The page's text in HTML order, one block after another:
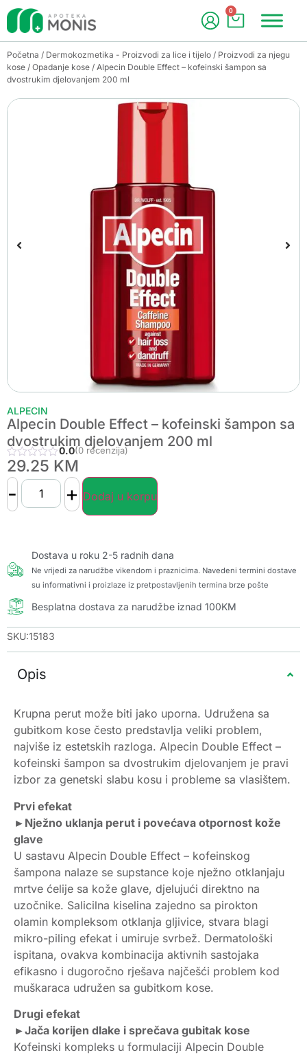
0
Početna / Dermokozmetika - Proizvodi za lice i tijelo / Proizvodi za njegu
kose / Opadanje kose / Alpecin Double Effect – kofeinski šampon sa
dvostrukim djelovanjem 200 ml
ALPECIN
Alpecin Double Effect – kofeinski šampon sa
dvostrukim djelovanjem 200 ml
0.0(0 recenzija)
29.25 KM
- + Dodaj u korpu
Dostava u roku 2-5 radnih dana
Ne vrijedi za narudžbe vikendom i praznicima. Navedeni termini dostave
su informativni i proizlaze iz pretpostavljenih termina brze pošte
Besplatna dostava za narudžbe iznad 100KM
SKU:15183
Opis
Krupna perut može biti jako uporna. Udružena sa
gubitkom kose često predstavlja veliki problem,
najviše iz estetskih razloga. Alpecin Double Effect –
kofeinski šampon sa dvostrukim djelovanjem je pravi
izbor za genetski slabu kosu i probleme sa vlasištem.
Prvi efekat
►Nježno uklanja perut i povećava otpornost kože
glave
U sastavu Alpecin Double Effect – kofeinskog
šampona nalaze se supstance koje nježno otklanjaju
mrtve ćelije sa kože glave, djelujući direktno na
uzočnike. Salicilna kiselina zajedno sa pirokton
olamin kompleksom otklanja gljivice, stvara blagi
mikro-piling efekat i umiruje svrbež. Dermatološki
ispitana, ovakva kombinacija aktivnih sastojaka
efikasno i dugoročno rješava najčešći problem kod
muškaraca udružen sa gubitkom kose.
Drugi efekat
►Jača korijen dlake i sprečava gubitak kose
Kofeinski kompleks u formulaciji Alpecin Double